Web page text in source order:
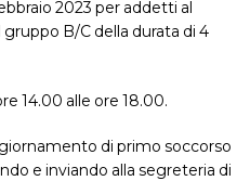
2023 per addetti al
B/C della durata di 4
14.00 alle ore 18.00.
di primo soccorso
e inviando alla segreteria di